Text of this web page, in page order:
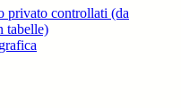
privato controllati (da
tabelle)